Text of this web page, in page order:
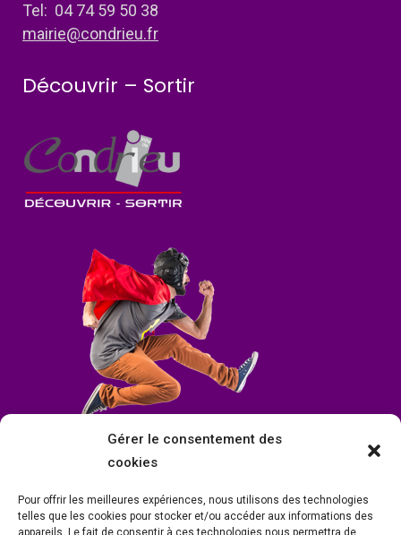
Gérer le consentement des
cookies
Pour offrir les meilleures expériences, nous utilisons des technologies
telles que les cookies pour stocker et/ou accéder aux informations des
appareils. Le fait de consentir à ces technologies nous permettra de
Tel: 04 74 59 50 38
mairie@condrieu.fr
Découvrir – Sortir